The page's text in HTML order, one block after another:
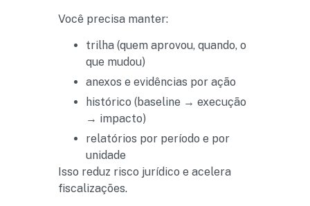
Você precisa manter:
trilha (quem aprovou, quando, o
que mudou)
anexos e evidências por ação
histórico (baseline → execução
→ impacto)
relatórios por período e por
unidade
Isso reduz risco jurídico e acelera
fiscalizações.